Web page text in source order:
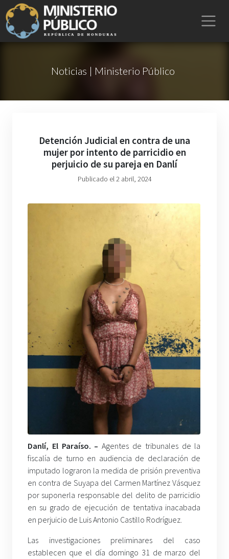
Noticias | Ministerio Público
Detención Judicial en contra de una
mujer por intento de parricidio en
perjuicio de su pareja en Danlí
Publicado el 2 abril, 2024
Danlí, El Paraíso. –Agentes de tribunales de la
fiscalía de turno en audiencia de declaración de
imputado lograron la medida de prisión preventiva
en contra de Suyapa del Carmen Martínez Vásquez
por suponerla responsable del delito de parricidio
en su grado de ejecución de tentativa inacabada
en perjuicio de Luis Antonio Castillo Rodríguez.
Las investigaciones preliminares del caso
establecen que el día domingo 31 de marzo del